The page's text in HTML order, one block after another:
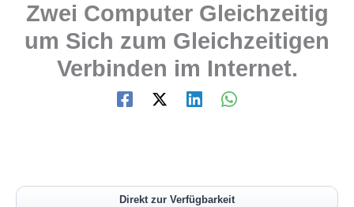
Zwei Computer Gleichzeitig
um Sich zum Gleichzeitigen
Verbinden im Internet.
Direkt zur Verfügbarkeit